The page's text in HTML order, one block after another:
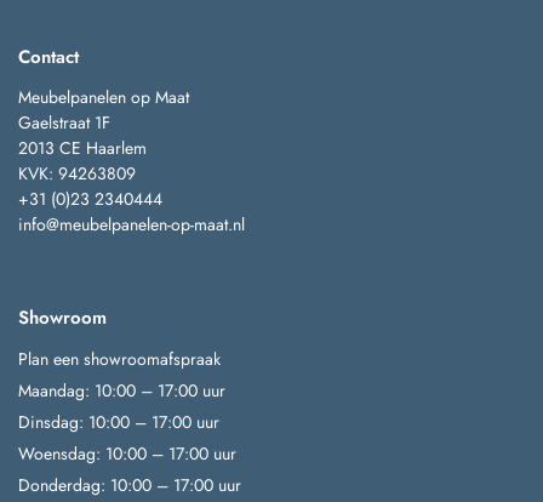
Contact
Meubelpanelen op Maat
Gaelstraat 1F
2013 CE Haarlem
KVK: 94263809
+31 (0)23 2340444
info@meubelpanelen-op-maat.nl
Showroom
Plan een showroomafspraak
Maandag: 10:00 – 17:00 uur
Dinsdag: 10:00 – 17:00 uur
Woensdag: 10:00 – 17:00 uur
Donderdag: 10:00 – 17:00 uur